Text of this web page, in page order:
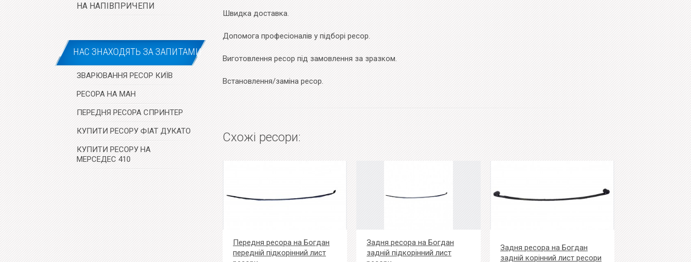
НА НАПІВПРИЧЕПИ
НАС ЗНАХОДЯТЬ ЗА ЗАПИТАМИ
ЗВАРЮВАННЯ РЕСОР КИЇВ
РЕСОРА НА МАН
ПЕРЕДНЯ РЕСОРА СПРИНТЕР
КУПИТИ РЕСОРУ ФІАТ ДУКАТО
КУПИТИ РЕСОРУ НА
МЕРСЕДЕС 410
Швидка доставка.
Допомога професіоналів у підборі ресор.
Виготовлення ресор під замовлення за зразком.
Встановлення/заміна ресор.
Схожі ресори:
Передня ресора на Богдан
передній підкорінний лист
Задня ресора на Богдан
задній підкорінний лист
Задня ресора на Богдан
задній корінний лист ресори